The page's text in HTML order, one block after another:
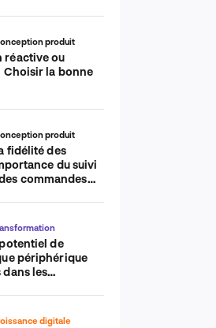
produit
réactive ou
Choisir la bonne
produit
fidélité des
du suivi
commandes
de
périphérique
les
digitale